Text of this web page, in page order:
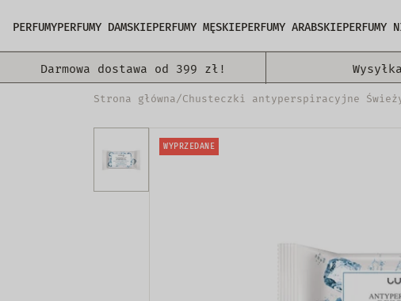
PERFUMYPERFUMY DAMSKIEPERFUMY MĘSKIEPERFUMY ARABSKIEPERFUMY
Darmowa dostawa od 399 zł!
Strona główna/Chusteczki antyperspiracyjne
WYPRZEDANE